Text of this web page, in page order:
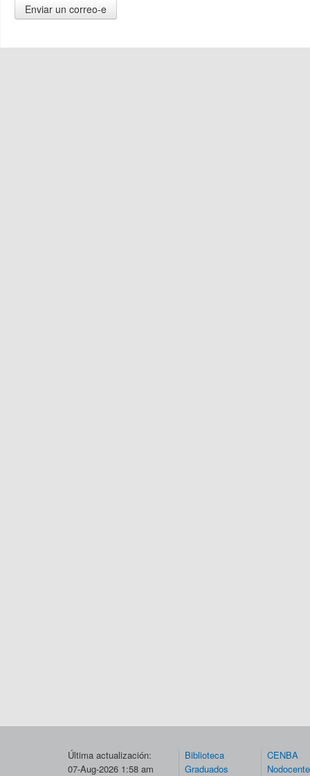
Última actualización:
07-Aug-2026 1:58 am
Biblioteca
Graduados
CENBA